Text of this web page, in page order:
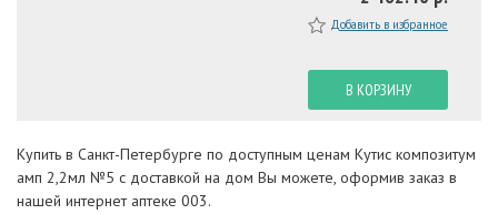
Добавить в избранное
В КОРЗИНУ
Купить в Санкт-Петербурге по доступным ценам Кутис композитум
амп 2,2мл №5 с доставкой на дом Вы можете, оформив заказ в
нашей интернет аптеке 003.